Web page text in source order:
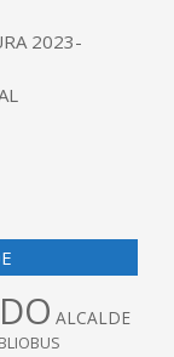
2023-
ALCALDE